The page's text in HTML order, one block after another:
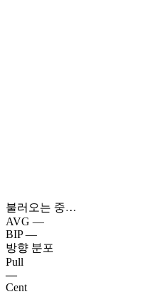
불러오는 중…
AVG —
BIP —
방향 분포
Pull
—
Cent